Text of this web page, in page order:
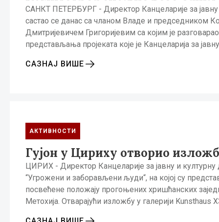
САНКТ ПЕТЕРБУРГ - Директор Канцеларије за јавну
састао се данас са чланом Владе и председником
Дмитријевичем Григоријевим са којим је
представљања пројеката које је Канцеларија за
САЗНАЈ ВИШЕ
АКТИВНОСТИ
Гујон у Цириху отворио
ЦИРИХ - Директор Канцеларије за јавну и културну
“Угрожени и заборављени људи“, на којој су
посвећене положају прогоњених хришћанских
Метохија. Отварајући изложбу у галерији Kunsthaus